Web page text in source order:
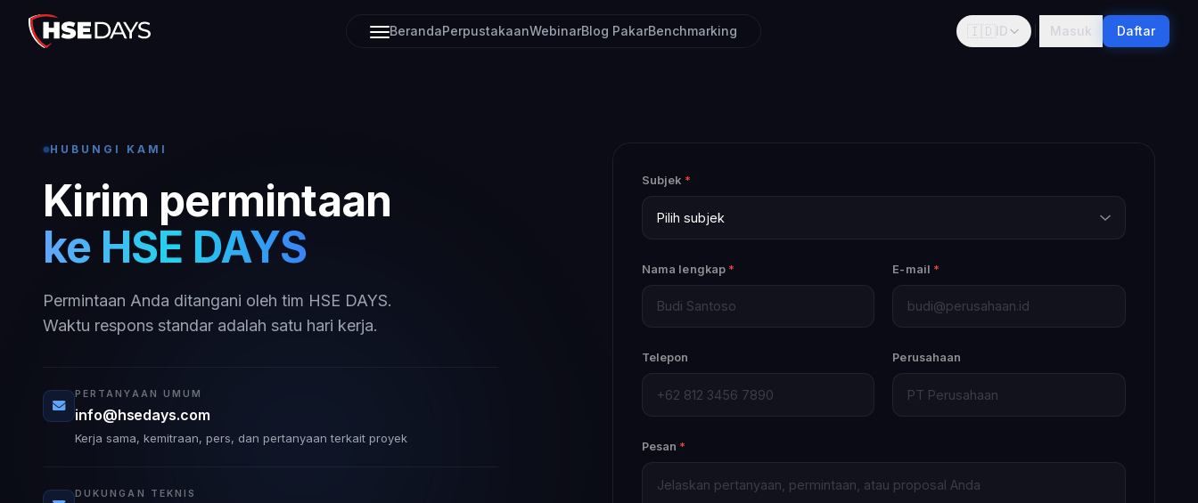
BerandaPerpustakaanWebinarBlog PakarBenchmarking 🇮🇩ID Masuk Daftar
HUBUNGI KAMI
Kirim permintaan
ke HSE DAYS
Permintaan Anda ditangani oleh tim HSE DAYS.
Waktu respons standar adalah satu hari kerja.
PERTANYAAN UMUM
info@hsedays.com
Kerja sama, kemitraan, pers, dan pertanyaan terkait proyek
DUKUNGAN TEKNIS
Subjek *
Nama lengkap * E-mail *
Telepon Perusahaan
Pesan *